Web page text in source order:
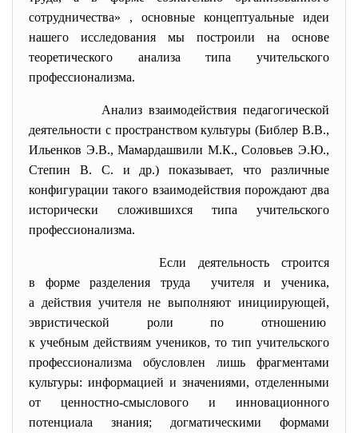
сотрудничества» , основные концептуальные идеи
нашего исследования мы построили на основе
теоретического анализа типа учительского
профессионализма.
Анализ взаимодействия педагогической
деятельности с пространством культуры (Библер В.В.,
Ильенков Э.В., Мамардашвили М.К., Соловьев Э.Ю.,
Степин В. С. и др.) показывает, что различные
конфигурации такого взаимодействия порождают два
исторически сложившихся типа учительского
профессионализма.
Если деятельность строится
в форме разделения труда учителя и ученика,
а действия учителя не выполняют инициирующей,
эвристической роли по отношению
к учебным действиям учеников, то тип учительского
профессионализма обусловлен лишь фрагментами
культуры: информацией и значениями, отделенными
от ценностно-смыслового и инновационного
потенциала знания; догматическими формами